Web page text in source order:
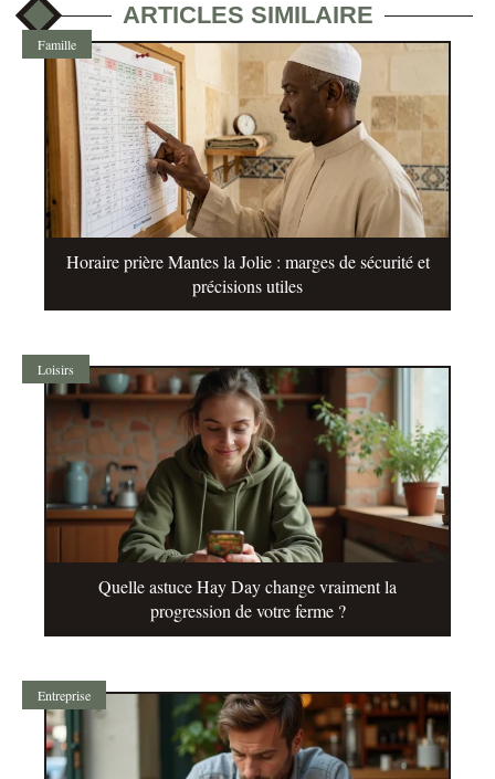
ARTICLES SIMILAIRE
Famille
Horaire prière Mantes la Jolie : marges de sécurité et
précisions utiles
Loisirs
Quelle astuce Hay Day change vraiment la
progression de votre ferme ?
Entreprise